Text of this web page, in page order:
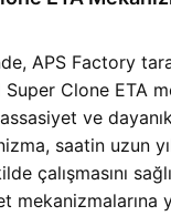
APS Factory
Clone ETA
ve
saatin uzun
çalışmasını
mekanizmalarına